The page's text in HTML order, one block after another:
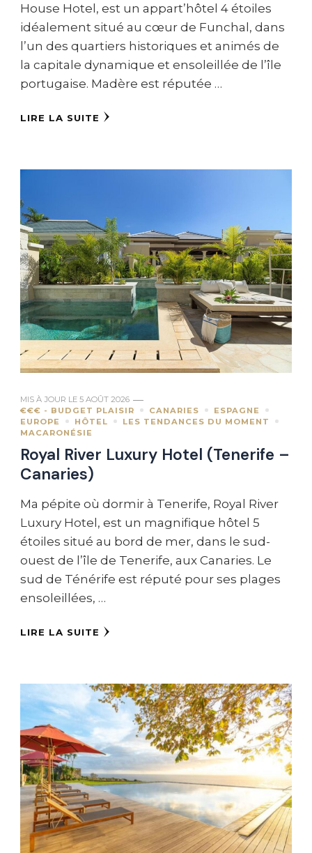
House Hotel, est un appart’hôtel 4 étoiles
idéalement situé au cœur de Funchal, dans
l’un des quartiers historiques et animés de
la capitale dynamique et ensoleillée de l’île
portugaise. Madère est réputée …
LIRE LA SUITE
MIS À JOUR LE 5 AOÛT 2026
€€€ - BUDGET PLAISIR
CANARIES
ESPAGNE
EUROPE
HÔTEL
LES TENDANCES DU MOMENT
MACARONÉSIE
Royal River Luxury Hotel (Tenerife –
Canaries)
Ma pépite où dormir à Tenerife, Royal River
Luxury Hotel, est un magnifique hôtel 5
étoiles situé au bord de mer, dans le sud-
ouest de l’île de Tenerife, aux Canaries. Le
sud de Ténérife est réputé pour ses plages
ensoleillées, …
LIRE LA SUITE